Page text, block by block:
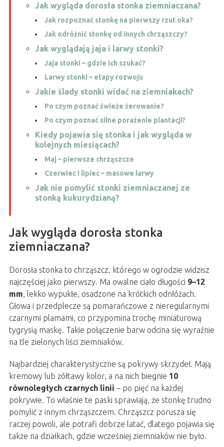
Jak wygląda dorosła stonka ziemniaczana?
Jak rozpoznać stonkę na pierwszy rzut oka?
Jak odróżnić stonkę od innych chrząszczy?
Jak wyglądają jaja i larwy stonki?
Jaja stonki – gdzie ich szukać?
Larwy stonki – etapy rozwoju
Jakie ślady stonki widać na ziemniakach?
Po czym poznać świeże żerowanie?
Po czym poznać silne porażenie plantacji?
Kiedy pojawia się stonka i jak wygląda w
kolejnych miesiącach?
Maj – pierwsze chrząszcze
Czerwiec i lipiec – masowe larwy
Jak nie pomylić stonki ziemniaczanej ze
stonką kukurydzianą?
Jak wygląda dorosła stonka
ziemniaczana?
Dorosła stonka to chrząszcz, którego w ogrodzie widzisz
najczęściej jako pierwszy. Ma owalne ciało długości 9–12
mm, lekko wypukłe, osadzone na krótkich odnłóżach.
Głowa i przedplecze są pomarańczowe z nieregularnymi
czarnymi plamami, co przypomina trochę miniaturową
tygrysią maskę. Takie połączenie barw odcina się wyraźnie
na tle zielonych liści ziemniaków.
Najbardziej charakterystyczne są pokrywy skrzydeł. Mają
kremowy lub żółtawy kolor, a na nich biegnie 10
równoległych czarnych linii – po pięć na każdej
pokrywie. To właśnie te paski sprawiają, że stonkę trudno
pomylić z innym chrząszczem. Chrząszcz porusza się
raczej powoli, ale potrafi dobrze latać, dlatego pojawia się
także na działkach, gdzie wcześniej ziemniaków nie było.